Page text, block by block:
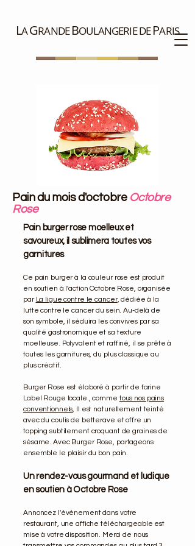
LAGRANDEBOULANGERIE DEPARIS
Pain du mois d'octobre Octobre
Rose
Pain burger rose moelleux et
savoureux, il sublimera toutes vos
garnitures
Ce pain burger à la couleur rose est produit
en soutien à l'action Octobre Rose, organisée
par La ligue contre le cancer, dédiée à la
lutte contre le cancer du sein. Au-delà de
son symbole, il séduira les convives par sa
qualité gastronomique et sa texture
moelleuse. Polyvalent et raffiné, il se prête à
toutes les garnitures, du plus classique au
plus créatif.
Burger Rose est élaboré à partir de farine
Label Rouge locale., commetous nos pains
conventionnels, Il est naturellement teinté
avec du coulis de betterave et offre un
topping subtilement croquant de graines de
sésame. Avec Burger Rose, partageons
ensemble le plaisir du bon pain.
Un rendez-vous gourmand et ludique
en soutien à Octobre Rose
Annoncez l'événement dans votre
restaurant, une affiche téléchargeable est
mise à votre disposition. Merci de nous